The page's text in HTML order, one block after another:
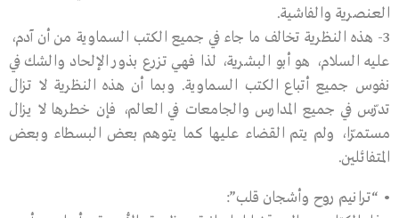
العنصرية والفاشية.
3- هذه النظرية تخالف ما جاء في جميع الكتب السماوية من أن آدم،
عليه السلام، هو أبو البشرية، لذا فهي تزرع بذور الإلحاد والشك في
نفوس جميع أتباع الكتب السماوية. وبما أن هذه النظرية لا تزال
تدرّس في جميع المدارس والجامعات في العالم، فإن خطرها لا يزال
مستمرّا، ولم يتم القضاء عليها كما يتوهم بعض البسطاء وبعض
المتفائلين.
• “ترانيم روح وأشجان قلب”: